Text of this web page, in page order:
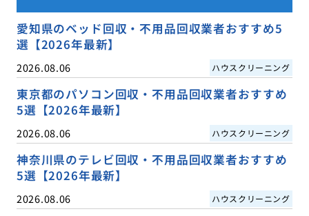
愛知県のベッド回収・不用品回収業者おすすめ5
選【2026年最新】
2026.08.06 ハウスクリーニング
東京都のパソコン回収・不用品回収業者おすすめ
5選【2026年最新】
2026.08.06 ハウスクリーニング
神奈川県のテレビ回収・不用品回収業者おすすめ
5選【2026年最新】
2026.08.06 ハウスクリーニング